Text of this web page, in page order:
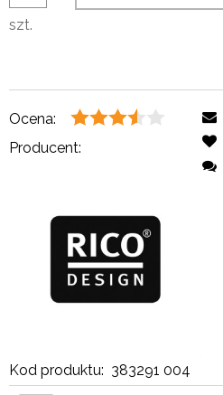
szt.
Ocena:
Producent:
Kod produktu: 383291 004